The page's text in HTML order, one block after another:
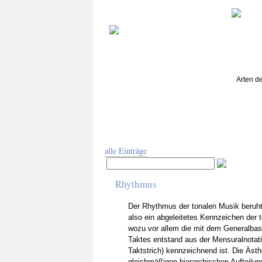
Arten
alle Einträge
Rhythmus
Der Rhythmus der tonalen Musik
also ein abgeleitetes Kennzeichen der
wozu vor allem die mit dem
Taktes entstand aus der
Taktstrich) kennzeichnend ist. Die